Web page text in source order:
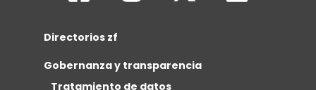
Directorios zf
Gobernanza y transparencia
Tratamiento de datos